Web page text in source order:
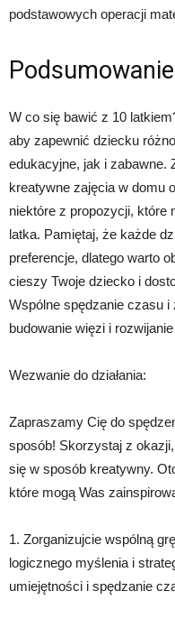
podstawowych operacji
Podsumowanie
W co się bawić z 10
aby zapewnić dziecku
edukacyjne, jak i zabawne.
kreatywne zajęcia w domu
niektóre z propozycji, które
latka. Pamiętaj, że każde
preferencje, dlatego warto
cieszy Twoje dziecko i
Wspólne spędzanie czasu i
budowanie więzi i
Wezwanie do działania:
Zapraszamy Cię do
sposób! Skorzystaj z
się w sposób kreatywny.
które mogą Was
1. Zorganizujcie wspólną
logicznego myślenia i
umiejętności i spędzanie